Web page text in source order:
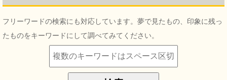
フリーワードの検索にも対応しています。夢で見たもの、印象に残っ
たものをキーワードにして調べてみてください。